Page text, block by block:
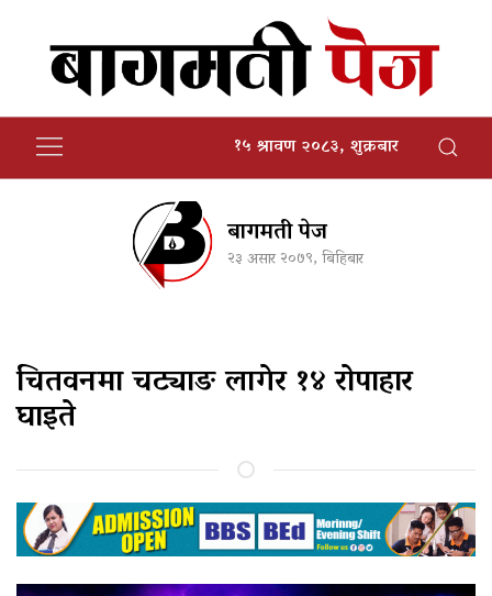
१५ श्रावण २०८३, शुक्रबार
बागमती पेज
२३ असार २०७९, बिहिबार
चितवनमा चट्याङ लागेर १४ रोपाहार
घाइते